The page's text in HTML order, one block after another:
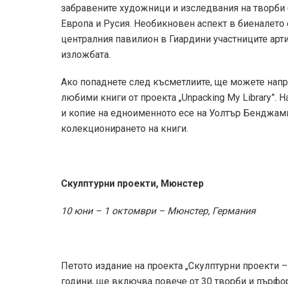
забравените художници и изследвания на
Европа и Русия. Необикновен аспект в
централния павилион в Гиардини участниците
изложбата.
Ако попаднете след късметлиите, ще можете
любими книги от проекта „Unpacking My Library”.
и копие на едноименното есе на Уолтър
колекционирането на книги.
Скулптурни проекти, Мюнстер
10 юни – 1 октомври – Мюнстер, Германия
Петото издание на проекта „Скулптурни
години, ще включва повече от 30 творби и